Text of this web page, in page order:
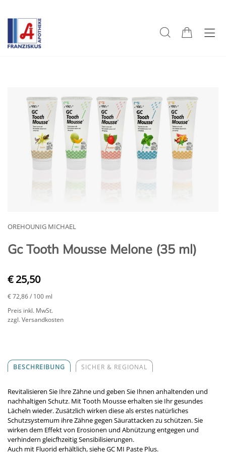
OREHOUNIG MICHAEL
Gc Tooth Mousse Melone (35 ml)
€ 25,50
€ 72,86/ 100 ml
Preis inkl. MwSt.
zzgl. Versandkosten
BESCHREIBUNG SICHER & REGIONAL
Revitalisieren Sie Ihre Zähne und geben Sie Ihnen anhaltenden und
nachhaltigen Schutz. Mit Tooth Mousse erhalten sie Ihr gesundes
Lächeln wieder. Zusätzlich wirken diese als erstes natürliches
Schutzsystemum ihre Zähne gegen Säurattacken zu schützen. Sie
wirken dem Effekt von Erosionen und Abnützung entgegen und
verhindern gleicfhzeitig Sensibilisierungen.
Auch mit Fluorid erhältlich, siehe GC MI Paste Plus.